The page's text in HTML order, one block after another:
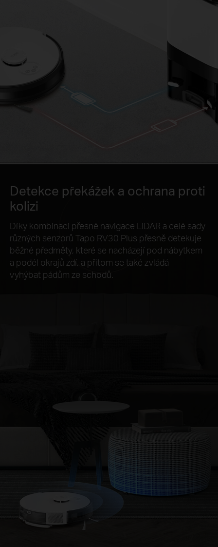
Detekce překážek a ochrana proti
kolizi
Díky kombinaci přesné navigace LiDAR a celé sady
různých senzorů Tapo RV30 Plus přesně detekuje
běžné předměty, které se nacházejí pod nábytkem
a podél okrajů zdí, a přitom se také zvládá
vyhýbat pádům ze schodů.